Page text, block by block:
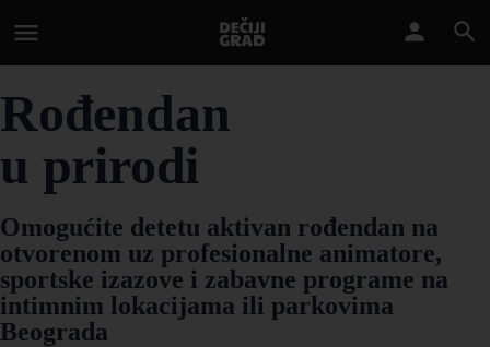
Rođendan
u prirodi
Omogućite detetu aktivan rođendan na
otvorenom uz profesionalne animatore,
sportske izazove i zabavne programe na
intimnim lokacijama ili parkovima
Beograda